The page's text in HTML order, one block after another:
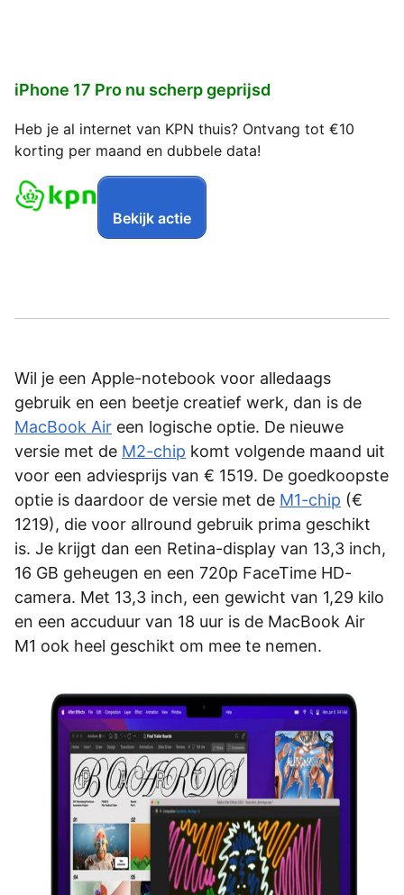
iPhone 17 Pro nu scherp geprijsd
Heb je al internet van KPN thuis? Ontvang tot €10
korting per maand en dubbele data!
Bekijk actie
Wil je een Apple-notebook voor alledaags
gebruik en een beetje creatief werk, dan is de
MacBook Air een logische optie. De nieuwe
versie met de M2-chip komt volgende maand uit
voor een adviesprijs van € 1519. De goedkoopste
optie is daardoor de versie met de M1-chip (€
1219), die voor allround gebruik prima geschikt
is. Je krijgt dan een Retina-display van 13,3 inch,
16 GB geheugen en een 720p FaceTime HD-
camera. Met 13,3 inch, een gewicht van 1,29 kilo
en een accuduur van 18 uur is de MacBook Air
M1 ook heel geschikt om mee te nemen.